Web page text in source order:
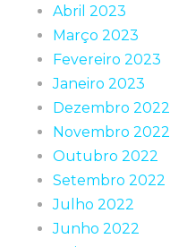
Abril 2023
Março 2023
Fevereiro 2023
Janeiro 2023
Dezembro 2022
Novembro 2022
Outubro 2022
Setembro 2022
Julho 2022
Junho 2022